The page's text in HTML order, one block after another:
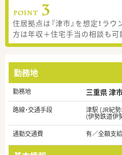
住居拠点は『津市』を想定！ラ
方は年収＋住宅手当の相談も可
勤務地
勤務地 三重県 津
路線・交通手段 津駅 (JR紀
(伊勢鉄道伊
通勤交通費
有／全額支給